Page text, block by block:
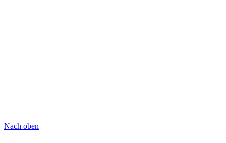
Nach oben